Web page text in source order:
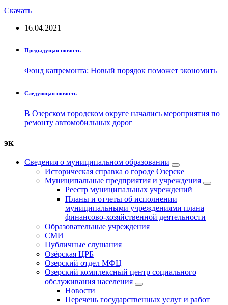
Скачать
16.04.2021
Предыдущая новость
Фонд капремонта: Новый порядок поможет экономить
Следующая новость
В Озерском городском округе начались мероприятия по
ремонту автомобильных дорог
эк
Сведения о муниципальном образовании
Историческая справка о городе Озерске
Муниципальные предприятия и учреждения
Реестр муниципальных учреждений
Планы и отчеты об исполнении
муниципальными учреждениями плана
финансово-хозяйственной деятельности
Образовательные учреждения
СМИ
Публичные слушания
Озёрская ЦРБ
Озерский отдел МФЦ
Озерский комплексный центр социального
обслуживания населения
Новости
Перечень государственных услуг и работ